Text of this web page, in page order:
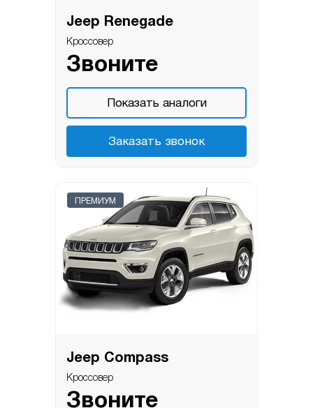
Jeep Renegade
Кроссовер
Звоните
Показать аналоги
Заказать звонок
ПРЕМИУМ
Jeep Compass
Кроссовер
Звоните